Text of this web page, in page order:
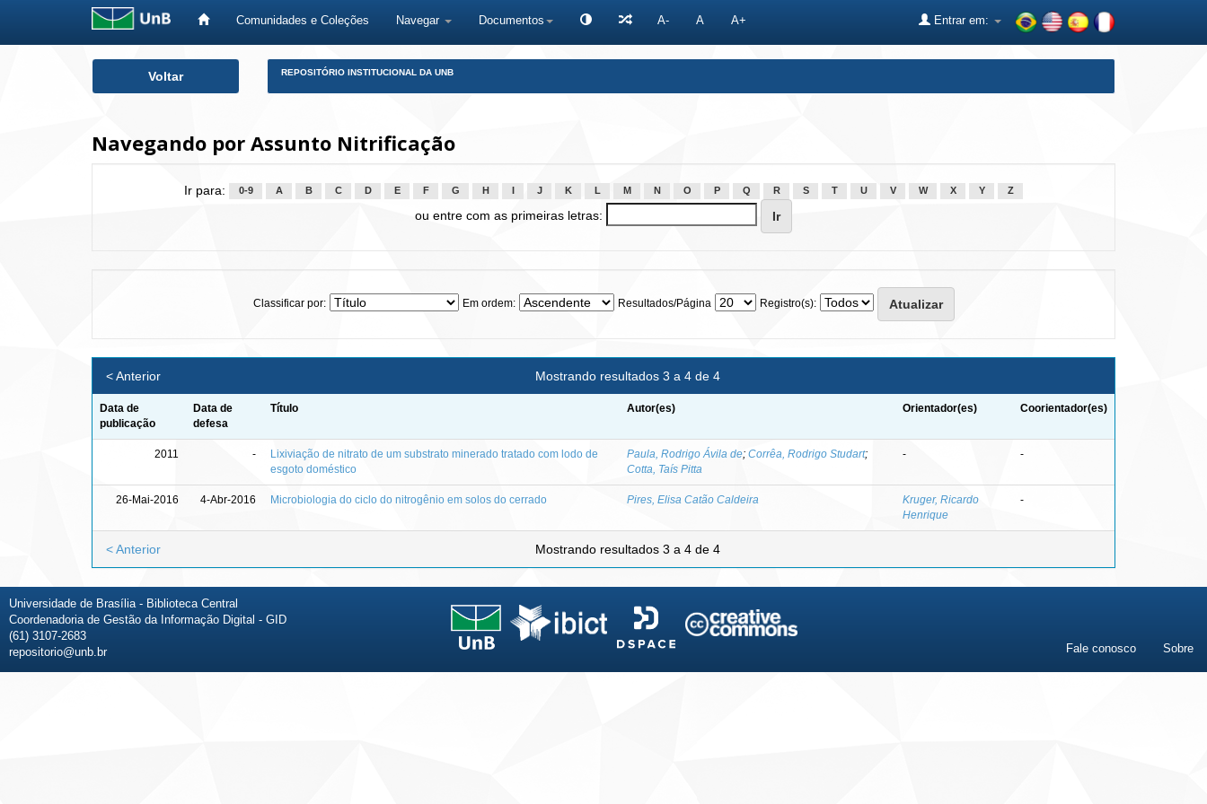
Comunidades e Coleções Navegar Documentos A- A A+ Entrar em:
Voltar REPOSITÓRIO INSTITUCIONAL DA UNB
Navegando por Assunto Nitrificação
Ir para: 0-9 A B C D E F G H J K L M N O P Q R S T U V W X Y Z
ou entre com as primeiras letras:
Classificar por: Em ordem: Resultados/Página Registro(s):
Mostrando resultados 3 a 4 de 4
< Anterior
Data de
publicação
Data de
defesa
Título Autor(es) Orientador(es) Coorientador(es)
2011 -
Lixiviação de nitrato de um substrato minerado tratado com lodo de
esgoto doméstico
Paula, Rodrigo Ávila de; Corrêa, Rodrigo Studart;
Cotta, Taís Pitta
- -
26-Mai-2016 4-Abr-2016 Microbiologia do ciclo do nitrogênio em solos do cerrado Pires, Elisa Catão Caldeira
Kruger, Ricardo
Henrique
-
Mostrando resultados 3 a 4 de 4
< Anterior
Universidade de Brasília - Biblioteca Central
Coordenadoria de Gestão da Informação Digital - GID
(61) 3107-2683
repositorio@unb.br
Fale conosco Sobre